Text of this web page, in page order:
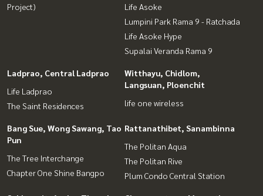
Project)
Life Asoke
Lumpini Park Rama 9 - Ratchada
Life Asoke Hype
Supalai Veranda Rama 9
Ladprao, Central Ladprao
Life Ladprao
The Saint Residences
Witthayu, Chidlom,
Langsuan, Ploenchit
life one wireless
Bang Sue, Wong Sawang, Tao
Pun
The Tree Interchange
Chapter One Shine Bangpo
Rattanathibet, Sanambinna
The Politan Aqua
The Politan Rive
Plum Condo Central Station